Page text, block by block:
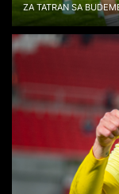
ZA TATRAN SA